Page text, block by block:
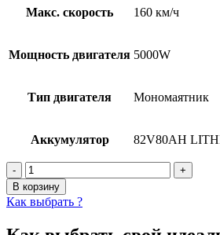
Макс. скорость 160 км/ч
Мощность двигателя 5000W
Тип двигателя Мономаятник
Аккумулятор 82V80АН
Количество
товара
Электромотоцикл
Yamaha
В корзину
Как выбрать ?